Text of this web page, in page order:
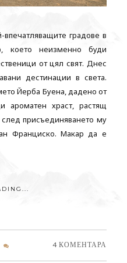
градове в
което неизменно буди
от цял свят. Днес
дестинации в света.
Йерба Буена, дадено от
ароматен храст, растящ
присъединяването му
Франциско. Макар да е
4 КОМЕНТАРА